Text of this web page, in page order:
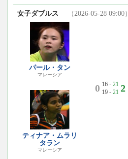
女子ダブルス （2026-05-28 09:00）
パール・タン
マレーシア
ティナア・ムラリ
タラン
マレーシア
0 16 - 21
19 - 21 2